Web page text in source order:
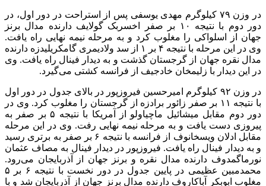
در وزن ۷۹ کیلوگرم مهدی یوسفی پس از استراحت در دور اول، در
دور دوم با نتیجه ۱۰ بر صفر اخسربک گولایف دارنده مدال برنز
جهان از اسلواکی را مغلوب کرد و به مرحله نیمه نهایی راه یافت.
وی در این مرحله با نتیجه ۴ بر ۱ از سد ولادیمری گامکریلیدزه دارنده
مدال نقره جهان از گرجستان گذشت و به دیدار فینال راه یافت. وی
در این دیدار با زلیمخان خادجیف از فرانسه کشتی می‌گیرد.
در وزن ۹۲ کیلوگرم امیرحسین فیروزپور در بالای جدول در دور اول
با نتیجه ۱۱ بر صفر زائور برادزه از گرجستان را مغلوب کرد. وی در
دور دوم مقابل میشائیل ماچیاولو از آمریکا با نتیجه ۵ بر صفر به
پیروزی دست یافت و به مرحله نیمه نهایی رفت. وی در این مرحله
مقابل ادلان ویسخانوف از فرانسه با نتیجه ۶ بر صفر به برتری رسید
و به دیدار فینال راه یافت. فیروزپور در دیدار فینال به مصاف عثمان
نورماگمدوف دارنده مدال نقره و برنز جهان از آذربایجان می‌رود.
محمدمبین عظیمی در پایین جدول در دور نخست با نتیجه ۶ بر ۵
مغلوب ابوبکر آباکاروف دارنده مدال برنز جهان از آذربایجان شد و با